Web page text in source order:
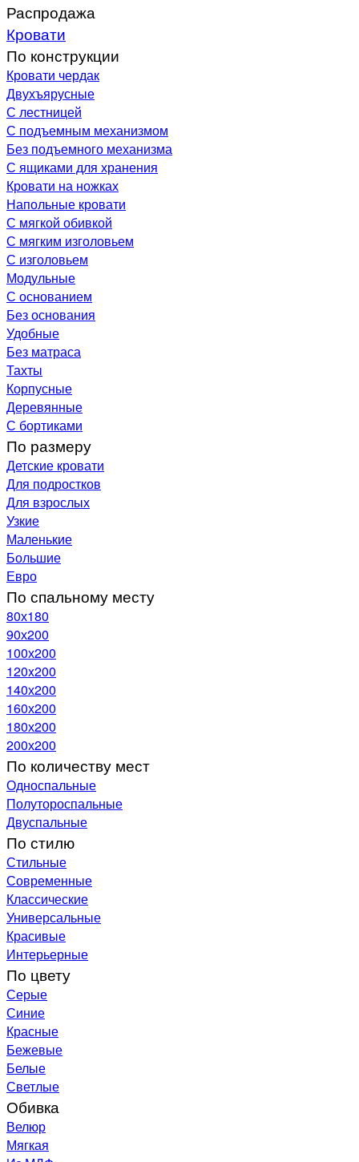
Распродажа
Кровати
По конструкции
Кровати чердак
Двухъярусные
С лестницей
С подъемным механизмом
Без подъемного механизма
С ящиками для хранения
Кровати на ножках
Напольные кровати
С мягкой обивкой
С мягким изголовьем
С изголовьем
Модульные
С основанием
Без основания
Удобные
Без матраса
Тахты
Корпусные
Деревянные
С бортиками
По размеру
Детские кровати
Для подростков
Для взрослых
Узкие
Маленькие
Большие
Евро
По спальному месту
80х180
90х200
100х200
120x200
140х200
160х200
180х200
200х200
По количеству мест
Односпальные
Полутороспальные
Двуспальные
По стилю
Стильные
Современные
Классические
Универсальные
Красивые
Интерьерные
По цвету
Серые
Синие
Красные
Бежевые
Белые
Светлые
Обивка
Велюр
Мягкая